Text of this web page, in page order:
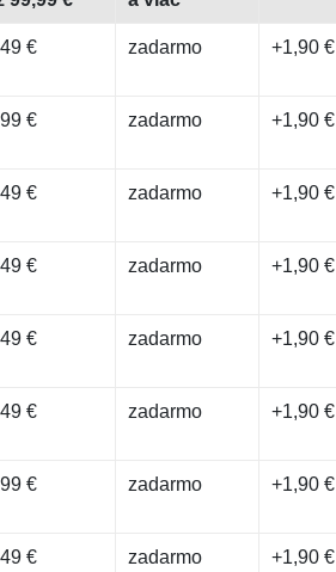
€ zadarmo +1,90 €
€ zadarmo +1,90 €
€ zadarmo +1,90 €
€ zadarmo +1,90 €
€ zadarmo +1,90 €
€ zadarmo +1,90 €
€ zadarmo +1,90 €
€ zadarmo +1,90 €